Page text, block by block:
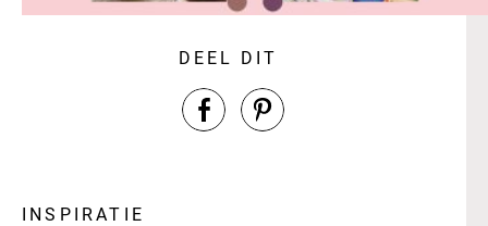
DEEL DIT
INSPIRATIE